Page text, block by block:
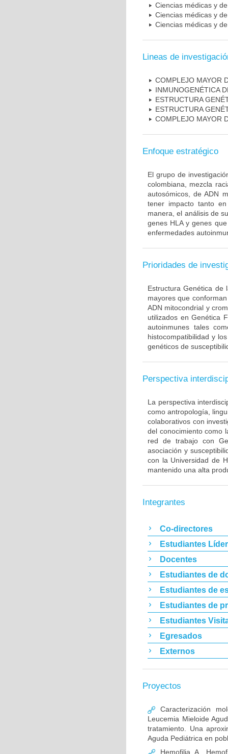
Ciencias médicas y
Ciencias médicas y
Ciencias médicas y
Lineas de
COMPLEJO MAYOR
INMUNOGENÉTICA
ESTRUCTURA
ESTRUCTURA
COMPLEJO MAYOR
Enfoque estratégico
El grupo de
colombiana, mezcla
autosómicos, de ADN
tener impacto tanto
manera, el análisis de
genes HLA y genes
enfermedades
Prioridades de
Estructura Genética de
mayores que
ADN mitocondrial y
utilizados en Genética
autoinmunes tales
histocompatibilidad y
genéticos de
Perspectiva
La perspectiva
como antropología,
colaborativos con
del conocimiento como
red de trabajo con
asociación y
con la Universidad de
mantenido una alta
Integrantes
Co-directores
Estudiantes
Docentes
Estudiantes de
Estudiantes de
Estudiantes de
Estudiantes
Egresados
Externos
Proyectos
Caracterización
Leucemia Mieloide
tratamiento. Una
Aguda Pediátrica en
Hemofilia A,